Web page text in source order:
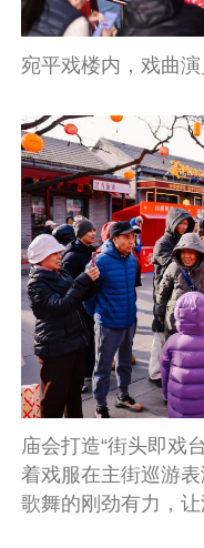
宛平戏楼内，戏曲演
庙会打造“街头即戏
着戏服在主街巡游
歌舞的刚劲有力，让